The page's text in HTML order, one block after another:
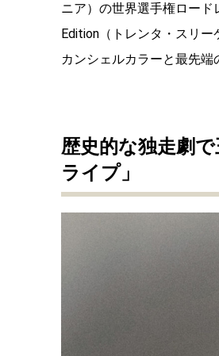
ニア）の世界選手権ロード
Edition（トレンタ・スリ
カンシェルカラーと最先端
歴史的な独走劇
ライプ」